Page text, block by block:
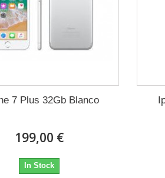
7 Plus 32Gb Blanco
199,00 €
In Stock